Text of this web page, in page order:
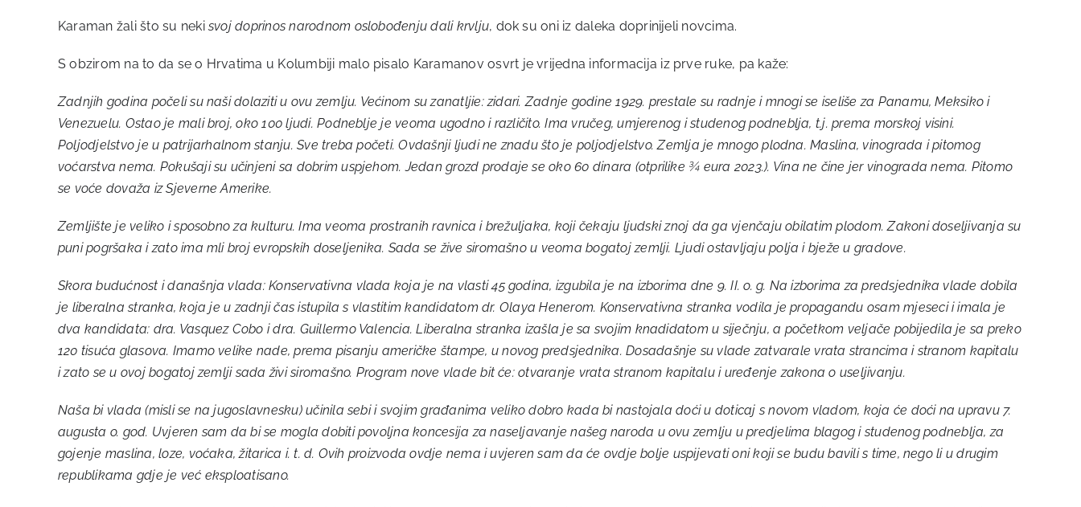
Karaman žali što su nekisvoj doprinos narodnom oslobođenju dali krvlju, dok su oni iz daleka doprinijeli novcima.
S obzirom na to da se o Hrvatima u Kolumbiji malo pisalo Karamanov osvrt je vrijedna informacija iz prve ruke, pa kaže:
Zadnjih godina počeli su naši dolaziti u ovu zemlju. Većinom su zanatljie: zidari. Zadnje godine 1929. prestale su radnje i mnogi se iseliše za Panamu, Meksiko i
Venezuelu. Ostao je mali broj, oko 100 ljudi. Podneblje je veoma ugodno i različito. Ima vručeg, umjerenog i studenog podneblja, t.j. prema morskoj visini.
Poljodjelstvo je u patrijarhalnom stanju. Sve treba početi. Ovdašnji ljudi ne znadu što je poljodjelstvo. Zemlja je mnogo plodna. Maslina, vinograda i pitomog
voćarstva nema. Pokušaji su učinjeni sa dobrim uspjehom. Jedan grozd prodaje se oko 60 dinara (otprilike ¾ eura 2023.). Vina ne čine jer vinograda nema. Pitomo
se voće dovaža iz Sjeverne Amerike.
Zemljište je veliko i sposobno za kulturu. Ima veoma prostranih ravnica i brežuljaka, koji čekaju ljudski znoj da ga vjenčaju obilatim plodom. Zakoni doseljivanja su
puni pogršaka i zato ima mli broj evropskih doseljenika. Sada se žive siromašno u veoma bogatoj zemlji. Ljudi ostavljaju polja i bježe u gradove.
Skora budućnost i današnja vlada: Konservativna vlada koja je na vlasti 45 godina, izgubila je na izborima dne 9. II. o. g. Na izborima za predsjednika vlade dobila
je liberalna stranka, koja je u zadnji čas istupila s vlastitim kandidatom dr. Olaya Henerom. Konservativna stranka vodila je propagandu osam mjeseci i imala je
dva kandidata: dra. Vasquez Cobo i dra. Guillermo Valencia. Liberalna stranka izašla je sa svojim knadidatom u siječnju, a početkom veljače pobijedila je sa preko
120 tisuća glasova. Imamo velike nade, prema pisanju američke štampe, u novog predsjednika. Dosadašnje su vlade zatvarale vrata strancima i stranom kapitalu
i zato se u ovoj bogatoj zemlji sada živi siromašno. Program nove vlade bit će: otvaranje vrata stranom kapitalu i uređenje zakona o useljivanju.
Naša bi vlada (misli se na jugoslavnesku) učinila sebi i svojim građanima veliko dobro kada bi nastojala doći u doticaj s novom vladom, koja će doći na upravu 7.
augusta o. god. Uvjeren sam da bi se mogla dobiti povoljna koncesija za naseljavanje našeg naroda u ovu zemlju u predjelima blagog i studenog podneblja, za
gojenje maslina, loze, voćaka, žitarica i. t. d. Ovih proizvoda ovdje nema i uvjeren sam da će ovdje bolje uspijevati oni koji se budu bavili s time, nego li u drugim
republikama gdje je već eksploatisano.